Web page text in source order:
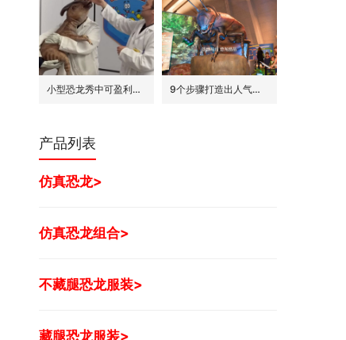
小型恐龙秀中可盈利的7种模式 9个步骤打造出人气旺的巨型昆虫世界展
产品列表
仿真恐龙>
仿真恐龙组合>
不藏腿恐龙服装>
藏腿恐龙服装>